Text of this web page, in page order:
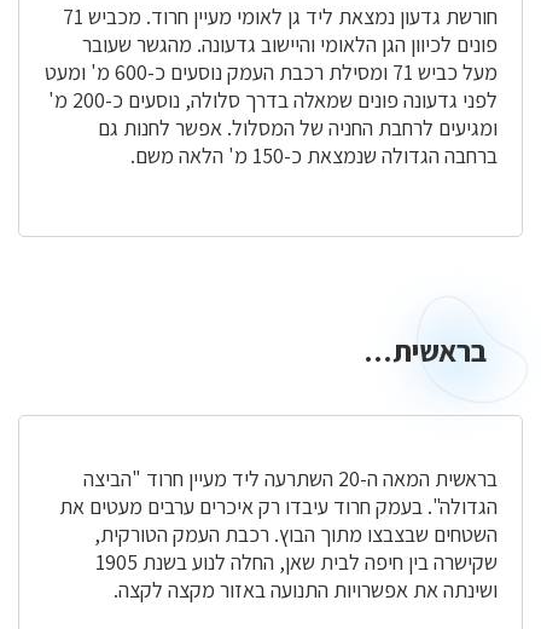
חורשת גדעון נמצאת ליד גן לאומי מעיין חרוד. מכביש 71
פונים לכיוון הגן הלאומי והיישוב גדעונה. מהגשר שעובר
מעל כביש 71 ומסילת רכבת העמק נוסעים כ-600 מ' ומעט
לפני גדעונה פונים שמאלה בדרך סלולה, נוסעים כ-200 מ'
ומגיעים לרחבת החניה של המסלול. אפשר לחנות גם
ברחבה הגדולה שנמצאת כ-150 מ' הלאה משם.
בראשית...
בראשית...
בראשית המאה ה-20 השתרעה ליד מעיין חרוד "הביצה
הגדולה". בעמק חרוד עיבדו רק איכרים ערבים מעטים את
השטחים שבצבצו מתוך הבוץ. רכבת העמק הטורקית,
שקישרה בין חיפה לבית שאן, החלה לנוע בשנת 1905
ושינתה את אפשרויות התנועה באזור מקצה לקצה.